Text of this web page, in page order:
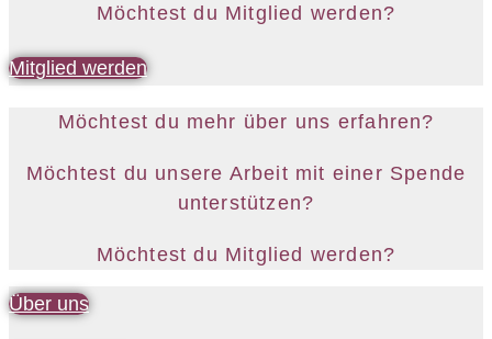
Möchtest du Mitglied werden?
Mitglied werden
Möchtest du mehr über uns erfahren?
Möchtest du unsere Arbeit mit einer Spende
unterstützen?
Möchtest du Mitglied werden?
Über uns